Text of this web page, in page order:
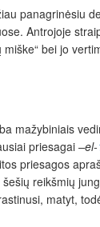
panagrinėsiu
Antrojoje
bei jo
mažybiniais
priesagai –el-
priesagos
reikšmių
matyt,